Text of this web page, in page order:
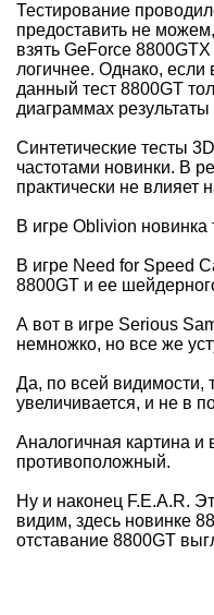
Тестирование
предоставить не
взять GeForce
логичнее. Однако,
данный тест 8800GT
диаграммах
Синтетические тесты
частотами новинки. В
практически не
В игре Oblivion
В игре Need for Speed
8800GT и ее
А вот в игре Serious
немножко, но все же
Да, по всей видимости,
увеличивается, и не в
Аналогичная картина
противоположный.
Ну и наконец F.E.A.R.
видим, здесь новинке
отставание 8800GT